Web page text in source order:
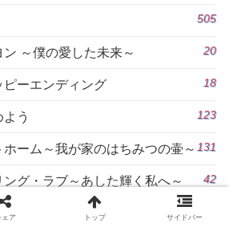
505
ン ～僕の愛した未来～ 20
ピーエンディング 18
う 123
ホーム～我が家のはちみつの壷～ 131
ング・ラブ～あした輝く私へ～ 42
たお父さんたち
ェア トップ サイドバー